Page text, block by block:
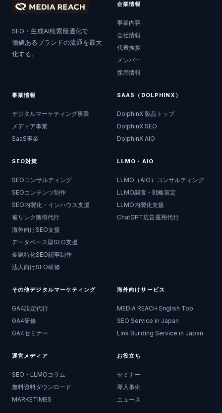
SEO・生成AI検索最適化で
価値あるブランドの流通を最大
化する。
企業情報
事業内容
会社情報
代表挨拶
メンバー
採用情報
事業情報
デジタルマーケティング事業
メディア事業
SaaS事業
SAAS（DOLPHINX）
DolphinX 製品トップ
DolphinX SEO
DolphinX AIO
SEO対策
SEOコンサルティング
SEOコンテンツ制作
SEO内製化・インハウス支援
被リンク獲得代行
海外向けSEO支援
データベース型SEO支援
金融特化SEO記事制作
法人向けSEO研修
LLMO・AIO
LLMO（AIO）コンサルティング
LLMO調査・戦略策定
LLMO内製化支援
ChatGPT広告運用代行
その他デジタルマーケティング
GA4設定代行
GA4研修
GA4セミナー
海外向けサービス
MEDIA REACH English Top
SEO Service in Japan
Link Building Service in Japan
運営メディア
SEO・LLMOコラム
無料資料ダウンロード
MARKETIMES
お役立ち
セミナー
導入事例
ニュース